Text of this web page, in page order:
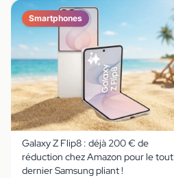
Smartphones
Galaxy Z Flip8 : déjà 200 € de
réduction chez Amazon pour le tout
dernier Samsung pliant !